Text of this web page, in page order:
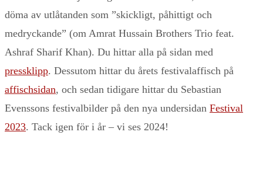
döma av utlåtanden som ”skickligt, påhittigt och
medryckande” (om Amrat Hussain Brothers Trio feat.
Ashraf Sharif Khan). Du hittar alla på sidan med
pressklipp. Dessutom hittar du årets festivalaffisch på
affischsidan, och sedan tidigare hittar du Sebastian
Evenssons festivalbilder på den nya undersidan Festival
2023. Tack igen för i år – vi ses 2024!